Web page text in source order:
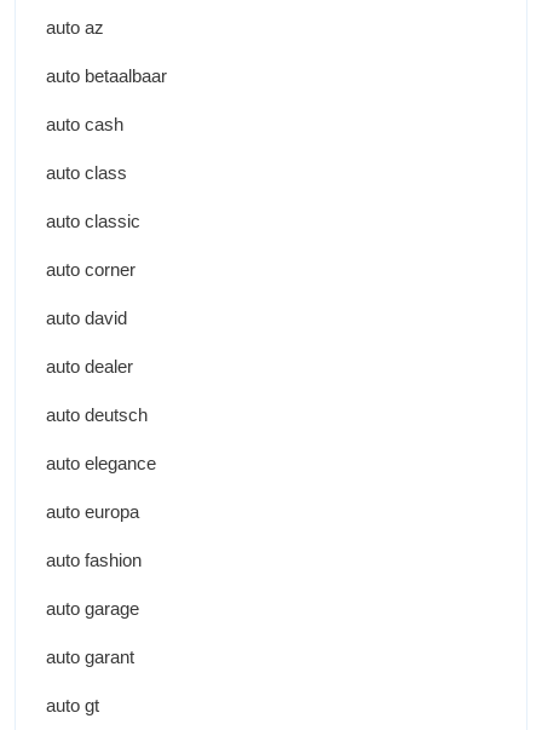
auto az
auto betaalbaar
auto cash
auto class
auto classic
auto corner
auto david
auto dealer
auto deutsch
auto elegance
auto europa
auto fashion
auto garage
auto garant
auto gt